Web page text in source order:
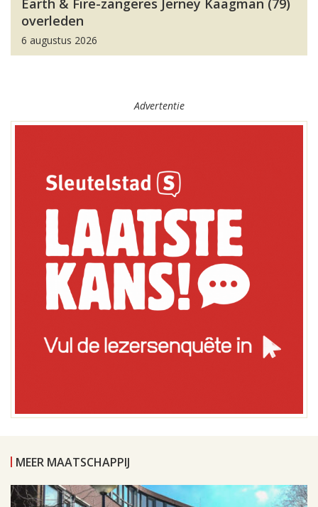
Earth & Fire-zangeres Jerney Kaagman (79)
overleden
6 augustus 2026
Advertentie
MEER MAATSCHAPPIJ